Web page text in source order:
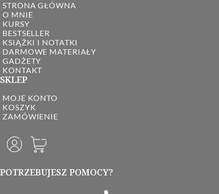
STRONA GŁÓWNA
O MNIE
KURSY
BESTSELLER
KSIĄŻKI I NOTATKI
DARMOWE MATERIAŁY
GADŻETY
KONTAKT
SKLEP
MOJE KONTO
KOSZYK
ZAMÓWIENIE
POTRZEBUJESZ POMOCY?